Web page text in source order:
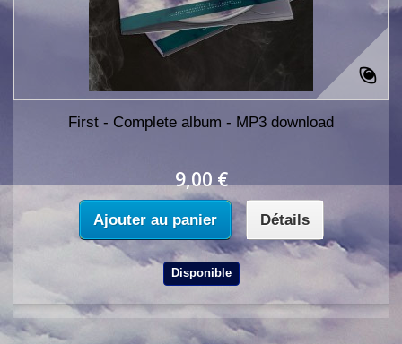
First - Complete album - MP3 download
9,00 €
Ajouter au panier Détails
Disponible